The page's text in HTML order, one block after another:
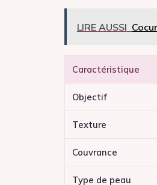
LIRE AUSSI
Caractéristique
Objectif
Texture
Couvrance
Type de peau